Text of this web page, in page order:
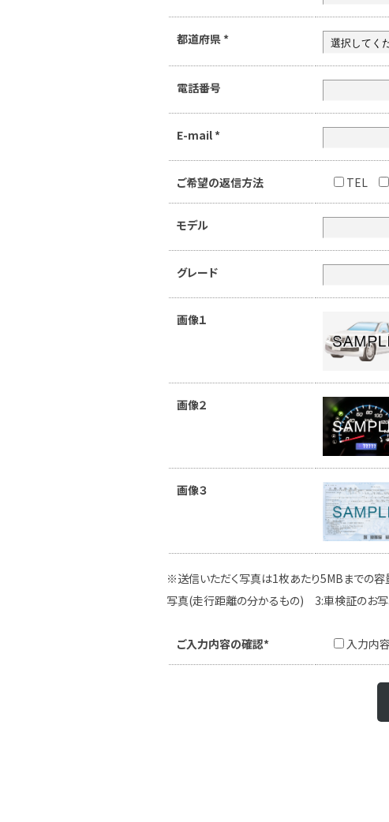
都道府県 *
電話番号
E-mail *
ご希望の返信方法 TEL
モデル
グレード
画像１
画像２
画像３
※送信いただく写真は1枚あたり5MBまでの容
写真(走行距離の分かるもの) 3:車検証のお
ご入力内容の確認* 入力内